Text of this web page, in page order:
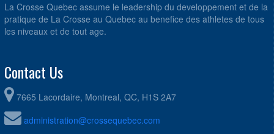
La Crosse Quebec assume le leadership du developpement et de la
pratique de La Crosse au Quebec au benefice des athletes de tous
les niveaux et de tout age.
Contact Us
7665 Lacordaire, Montreal, QC, H1S 2A7
administration@crossequebec.com